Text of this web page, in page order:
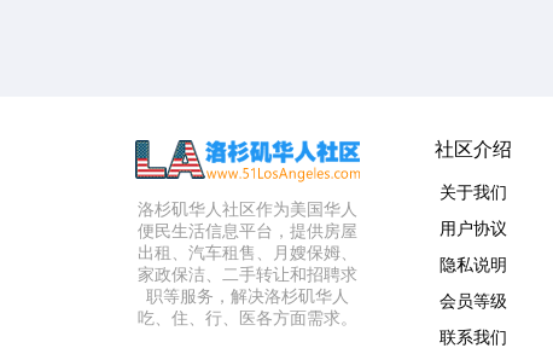
洛杉矶华人社区作为美国华人
便民生活信息平台，提供房屋
出租、汽车租售、月嫂保姆、
家政保洁、二手转让和招聘求
职等服务，解决洛杉矶华人
吃、住、行、医各方面需求。
社区介绍
关于我们
用户协议
隐私说明
会员等级
联系我们